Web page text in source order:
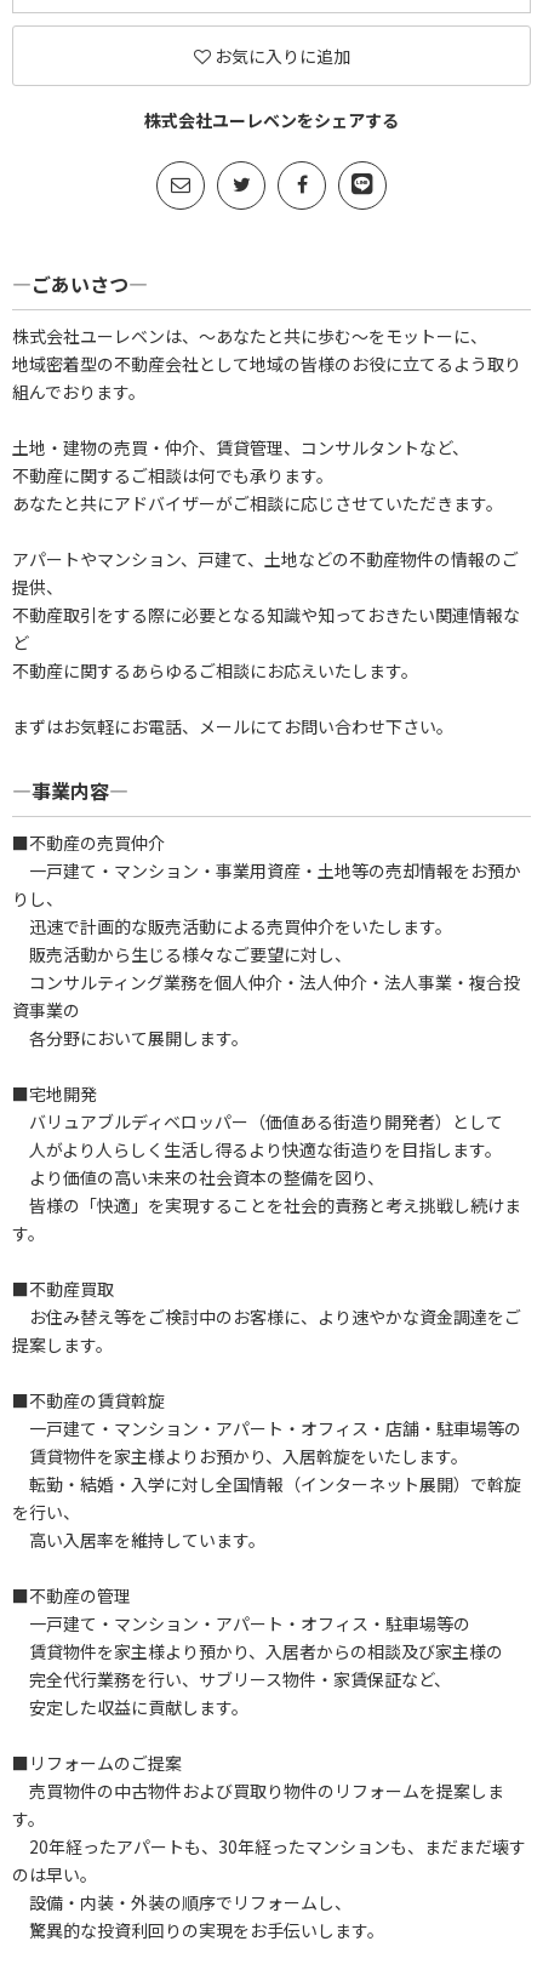
お気に入りに追加
株式会社ユーレベンをシェアする
―ごあいさつ―
株式会社ユーレベンは、～あなたと共に歩む～をモットーに、
地域密着型の不動産会社として地域の皆様のお役に立てるよう取り
組んでおります。
土地・建物の売買・仲介、賃貸管理、コンサルタントなど、
不動産に関するご相談は何でも承ります。
あなたと共にアドバイザーがご相談に応じさせていただきます。
アパートやマンション、戸建て、土地などの不動産物件の情報のご
提供、
不動産取引をする際に必要となる知識や知っておきたい関連情報な
ど
不動産に関するあらゆるご相談にお応えいたします。
まずはお気軽にお電話、メールにてお問い合わせ下さい。
―事業内容―
■不動産の売買仲介
一戸建て・マンション・事業用資産・土地等の売却情報をお預か
りし、
迅速で計画的な販売活動による売買仲介をいたします。
販売活動から生じる様々なご要望に対し、
コンサルティング業務を個人仲介・法人仲介・法人事業・複合投
資事業の
各分野において展開します。
■宅地開発
バリュアブルディベロッパー（価値ある街造り開発者）として
人がより人らしく生活し得るより快適な街造りを目指します。
より価値の高い未来の社会資本の整備を図り、
皆様の「快適」を実現することを社会的責務と考え挑戦し続けま
す。
■不動産買取
お住み替え等をご検討中のお客様に、より速やかな資金調達をご
提案します。
■不動産の賃貸斡旋
一戸建て・マンション・アパート・オフィス・店舗・駐車場等の
賃貸物件を家主様よりお預かり、入居斡旋をいたします。
転勤・結婚・入学に対し全国情報（インターネット展開）で斡旋
を行い、
高い入居率を維持しています。
■不動産の管理
一戸建て・マンション・アパート・オフィス・駐車場等の
賃貸物件を家主様より預かり、入居者からの相談及び家主様の
完全代行業務を行い、サブリース物件・家賃保証など、
安定した収益に貢献します。
■リフォームのご提案
売買物件の中古物件および買取り物件のリフォームを提案しま
す。
20年経ったアパートも、30年経ったマンションも、まだまだ壊す
のは早い。
設備・内装・外装の順序でリフォームし、
驚異的な投資利回りの実現をお手伝いします。